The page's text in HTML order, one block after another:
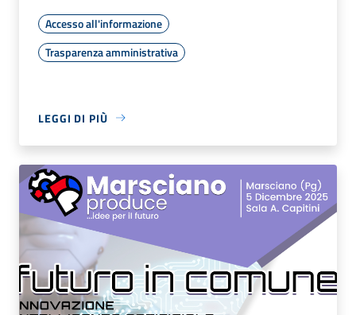
Accesso all'informazione
Trasparenza amministrativa
LEGGI DI PIÙ